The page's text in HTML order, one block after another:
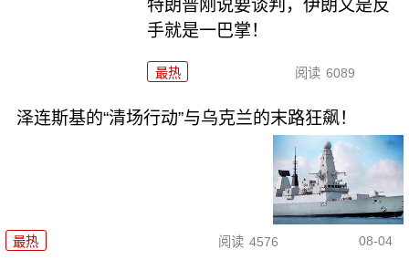
特朗普刚说要谈判，伊朗又是反
手就是一巴掌！
最热 阅读 6089
泽连斯基的“清场行动”与乌克兰的末路狂飙！
最热 阅读 4576 08-04